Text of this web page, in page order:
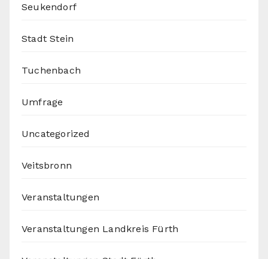
Seukendorf
Stadt Stein
Tuchenbach
Umfrage
Uncategorized
Veitsbronn
Veranstaltungen
Veranstaltungen Landkreis Fürth